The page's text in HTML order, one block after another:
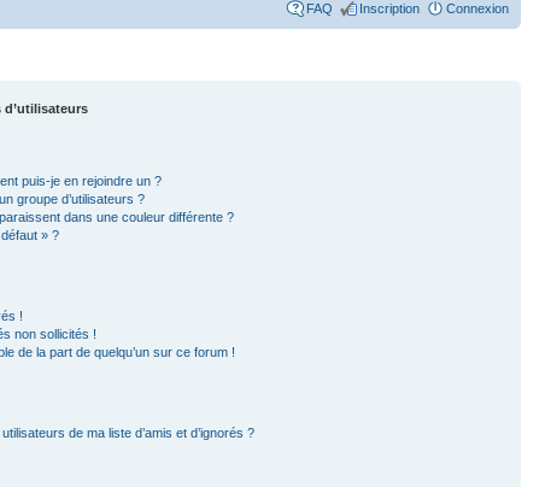
FAQ Inscription Connexion
puis-je en rejoindre un ?
groupe d’utilisateurs ?
dans une couleur différente ?
» ?
!
non sollicités !
de la part de quelqu’un sur ce forum !
de ma liste d’amis et d’ignorés ?